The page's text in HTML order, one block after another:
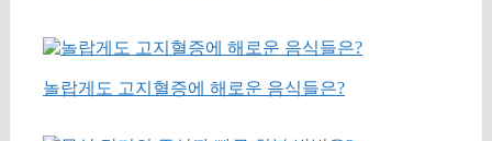
놀랍게도 고지혈증에 해로운 음식들은?